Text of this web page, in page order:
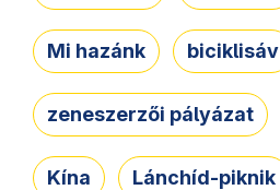
Mi hazánk biciklisáv
zeneszerzői pályázat
Kína Lánchíd-piknik